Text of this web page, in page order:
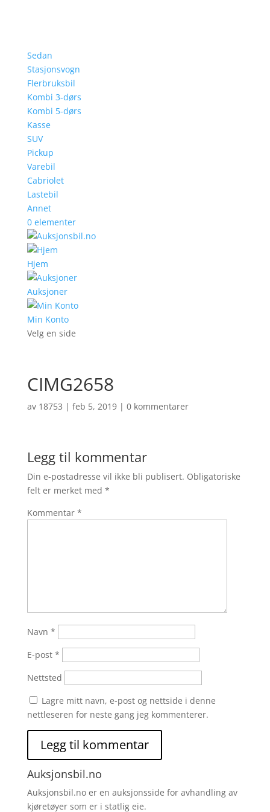
Sedan
Stasjonsvogn
Flerbruksbil
Kombi 3-dørs
Kombi 5-dørs
Kasse
SUV
Pickup
Varebil
Cabriolet
Lastebil
Annet
0 elementer
Hjem
Auksjoner
Min Konto
Velg en side
CIMG2658
av 18753 | feb 5, 2019| 0 kommentarer
Legg til kommentar
Din e-postadresse vil ikke bli publisert. Obligatoriske
felt er merket med *
Kommentar *
Navn *
E-post *
Nettsted
Lagre mitt navn, e-post og nettside i denne
nettleseren for neste gang jeg kommenterer.
Auksjonsbil.no
Auksjonsbil.no er en auksjonsside for avhandling av
kjøretøyer som er i statlig eie.